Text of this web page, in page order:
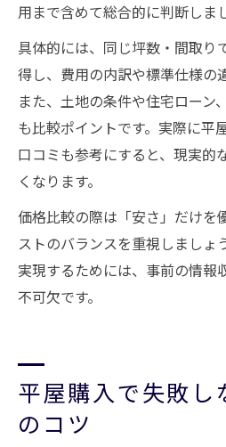
用まで含めて総合的に判断しま
具体的には、同じ坪数・間取り
得し、費用の内訳や標準仕様の
また、土地の条件や住宅ローン
も比較ポイントです。実際に平
口コミも参考にすると、現実的
くなります。
価格比較の際は「安さ」だけを
ストのバランスを重視しましょ
実現するためには、事前の情報
不可欠です。
平屋購入で失敗し
のコツ